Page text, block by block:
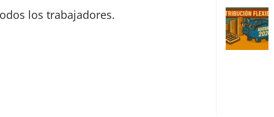
los trabajadores.